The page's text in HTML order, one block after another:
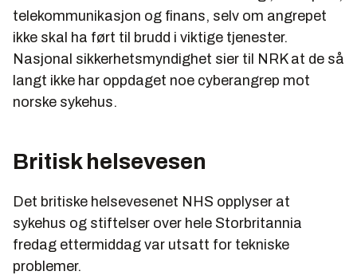
telekommunikasjon og finans, selv om angrepet
ikke skal ha ført til brudd i viktige tjenester.
Nasjonal sikkerhetsmyndighet sier til NRK at de så
langt ikke har oppdaget noe cyberangrep mot
norske sykehus.
Britisk helsevesen
Det britiske helsevesenet NHS opplyser at
sykehus og stiftelser over hele Storbritannia
fredag ettermiddag var utsatt for tekniske
problemer.